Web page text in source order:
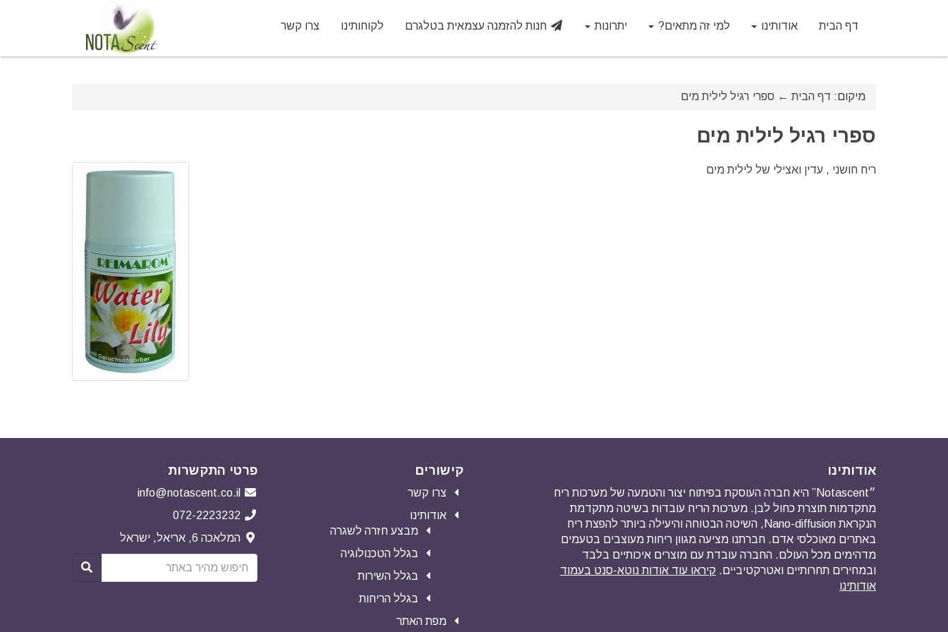
דף הבית אודותינו למי זה מתאים? יתרונות חנות להזמנה עצמאית בטלגרם לקוחותינו צרו קשר
מיקום: דף הבית ← ספרי רגיל לילית מים
ספרי רגיל לילית מים
ריח חושני , עדין ואצילי של לילית מים
אודותינו
״Notascent” היא חברה העוסקת בפיתוח יצור והטמעה של מערכות ריח
מתקדמות תוצרת כחול לבן. מערכות הריח עובדות בשיטה מתקדמת
הנקראת Nano-diffusion, השיטה הבטוחה והיעילה ביותר להפצת ריח
באתרים מאוכלסי אדם. חברתנו מציעה מגוון ריחות מעוצבים בטעמים
מדהימים מכל העולם. החברה עובדת עם מוצרים איכותיים בלבד
ובמחירים תחרותיים ואטרקטיביים. קיראו עוד אודות נוטא-סנט בעמוד
אודותינו
קישורים
צרו קשר
אודותינו
מבצע חזרה לשגרה
בגלל הטכנולוגיה
בגלל השירות
בגלל הריחות
מפת האתר
פרטי התקשרות
info@notascent.co.il
072-2223232
המלאכה 6, אריאל, ישראל